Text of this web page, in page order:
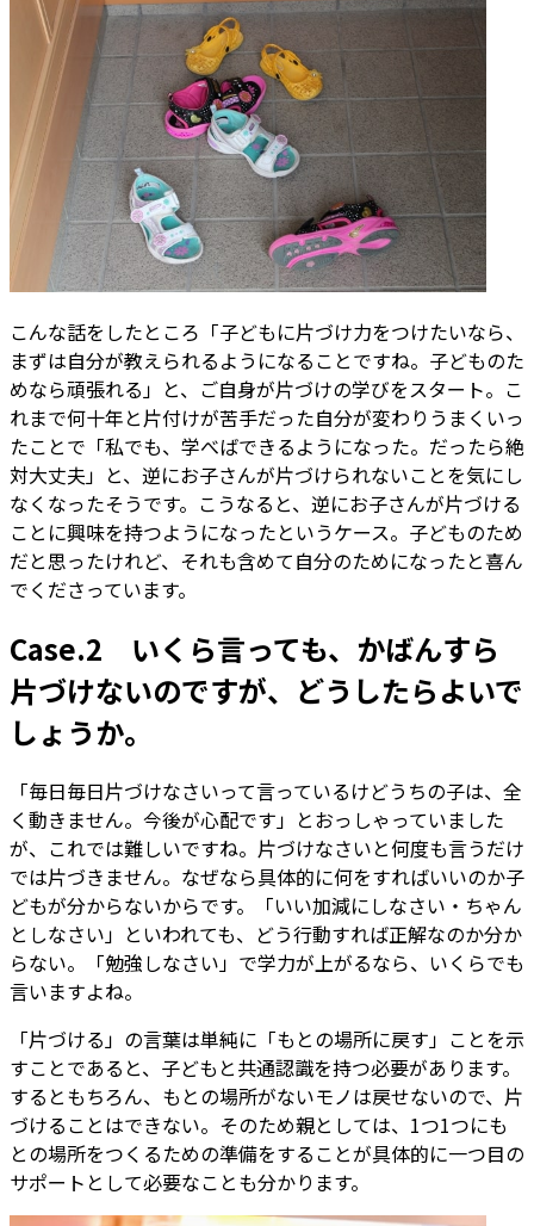
こんな話をしたところ「子どもに片づけ力をつけたいなら、
まずは自分が教えられるようになることですね。子どものた
めなら頑張れる」と、ご自身が片づけの学びをスタート。こ
れまで何十年と片付けが苦手だった自分が変わりうまくいっ
たことで「私でも、学べばできるようになった。だったら絶
対大丈夫」と、逆にお子さんが片づけられないことを気にし
なくなったそうです。こうなると、逆にお子さんが片づける
ことに興味を持つようになったというケース。子どものため
だと思ったけれど、それも含めて自分のためになったと喜ん
でくださっています。
Case.2 いくら言っても、かばんすら
片づけないのですが、どうしたらよいで
しょうか。
「毎日毎日片づけなさいって言っているけどうちの子は、全
く動きません。今後が心配です」とおっしゃっていました
が、これでは難しいですね。片づけなさいと何度も言うだけ
では片づきません。なぜなら具体的に何をすればいいのか子
どもが分からないからです。「いい加減にしなさい・ちゃん
としなさい」といわれても、どう行動すれば正解なのか分か
らない。「勉強しなさい」で学力が上がるなら、いくらでも
言いますよね。
「片づける」の言葉は単純に「もとの場所に戻す」ことを示
すことであると、子どもと共通認識を持つ必要があります。
するともちろん、もとの場所がないモノは戻せないので、片
づけることはできない。そのため親としては、1つ1つにも
との場所をつくるための準備をすることが具体的に一つ目の
サポートとして必要なことも分かります。